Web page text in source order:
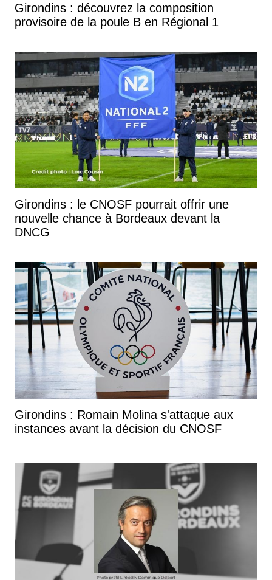
Girondins : découvrez la composition
provisoire de la poule B en Régional 1
Girondins : le CNOSF pourrait offrir une
nouvelle chance à Bordeaux devant la
DNCG
Girondins : Romain Molina s'attaque aux
instances avant la décision du CNOSF